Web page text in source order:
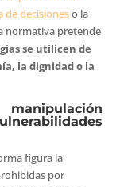
de decisioneso la
normativa pretende
se utilicen de
la dignidad o la
figura la
por